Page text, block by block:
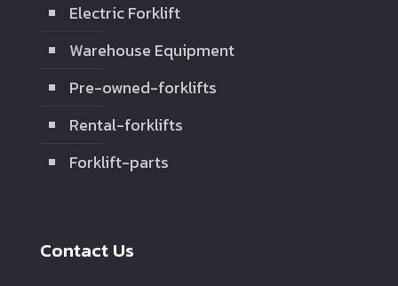
Electric Forklift
Warehouse Equipment
Pre-owned-forklifts
Rental-forklifts
Forklift-parts
Contact Us